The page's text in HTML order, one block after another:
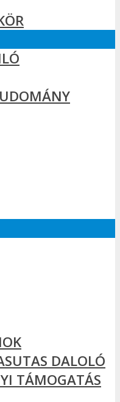
DALOLÓ
TÁMOGATÁS